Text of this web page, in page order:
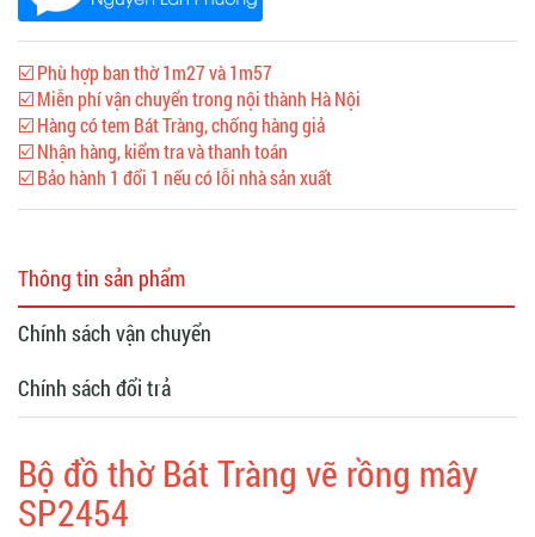
☑️ Phù hợp ban thờ 1m27 và 1m57
☑️ Miễn phí vận chuyển trong nội thành Hà Nội
☑️ Hàng có tem Bát Tràng, chống hàng giả
☑️ Nhận hàng, kiểm tra và thanh toán
☑️ Bảo hành 1 đổi 1 nếu có lỗi nhà sản xuất
Thông tin sản phẩm
Chính sách vận chuyển
Chính sách đổi trả
Bộ đồ thờ Bát Tràng vẽ rồng mây
SP2454